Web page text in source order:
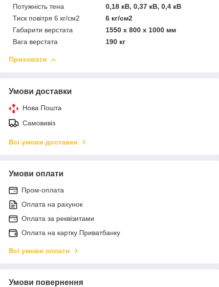
Потужність тена
0,18 кВ, 0,37 кВ, 0,4 кВ
Тиск повітря 6 кг/см2
6 кг/см2
Габарити верстата
1550 x 800 x 1000 мм
Вага верстата
190 кг
Приховати
Умови доставки
Нова Пошта
Самовивіз
Всі умови доставки
Умови оплати
Пром-оплата
Оплата на рахунок
Оплата за реквізитами
Оплата на картку Приватбанку
Всі умови оплати
Умови повернення